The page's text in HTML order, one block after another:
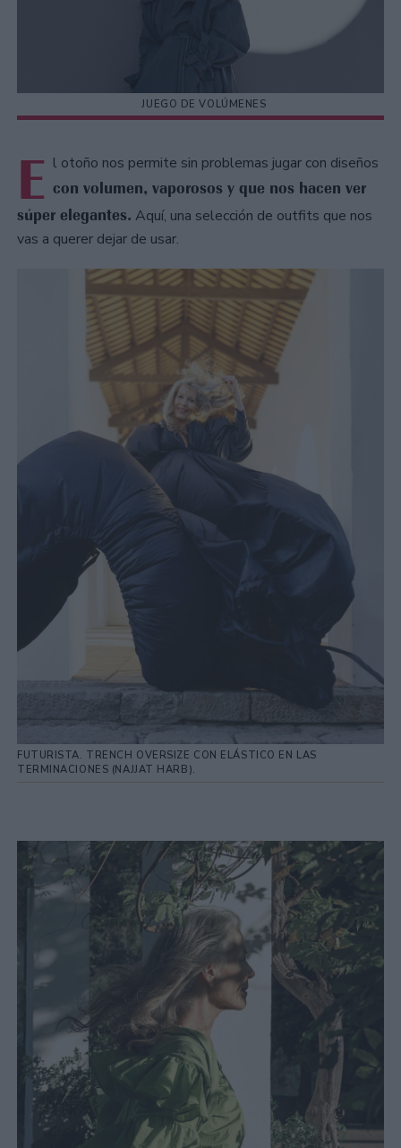
JUEGO DE VOLÚMENES
E l otoño nos permite sin problemas jugar con diseños
con volumen, vaporosos y que nos hacen ver
súper elegantes. Aquí, una selección de outfits que nos
vas a querer dejar de usar.
FUTURISTA. TRENCH OVERSIZE CON ELÁSTICO EN LAS
TERMINACIONES (NAJJAT HARB).